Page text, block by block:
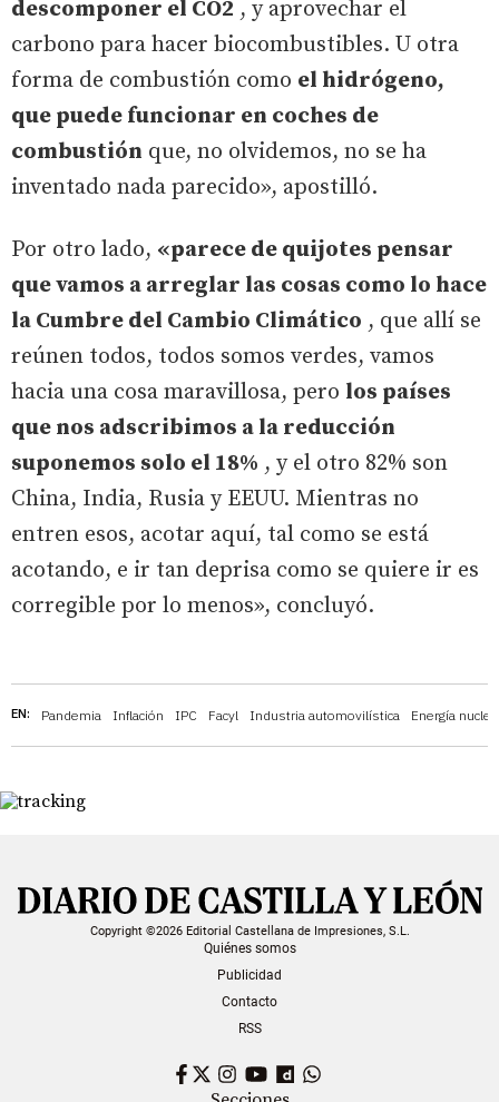
EN: Pandemia Inflación IPC Facyl Industria automovilística Energía
descomponer el CO2 , y aprovechar el
carbono para hacer biocombustibles. U otra
forma de combustión como el hidrógeno,
que puede funcionar en coches de
combustión que, no olvidemos, no se ha
inventado nada parecido», apostilló.
Por otro lado, «parece de quijotes pensar
que vamos a arreglar las cosas como lo hace
la Cumbre del Cambio Climático , que allí se
reúnen todos, todos somos verdes, vamos
hacia una cosa maravillosa, pero los países
que nos adscribimos a la reducción
suponemos solo el 18% , y el otro 82% son
China, India, Rusia y EEUU. Mientras no
entren esos, acotar aquí, tal como se está
acotando, e ir tan deprisa como se quiere ir es
corregible por lo menos», concluyó.
Copyright ©2026 Editorial Castellana de Impresiones, S.L.
Quiénes somos
Publicidad
Contacto
RSS
Facebook
TwitterInstagram
YouTubeDailymotion